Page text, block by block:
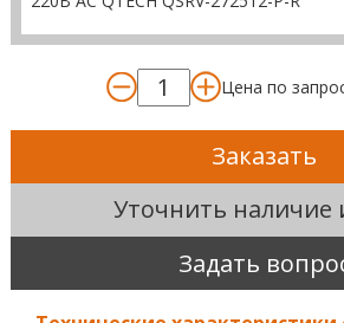
Цена по
Заказать
Уточнить наличие
Задать